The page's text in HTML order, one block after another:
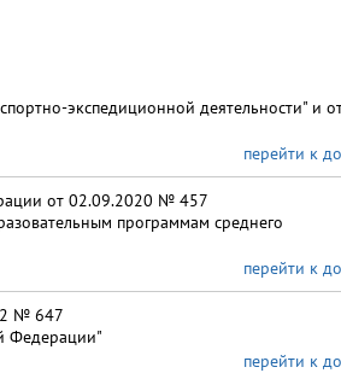
экспедиционной деятельности" и
перейти к
от 02.09.2020 № 457
программам среднего
перейти к
№ 647
Федерации"
перейти к